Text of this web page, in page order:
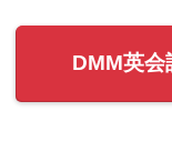
DMM英会